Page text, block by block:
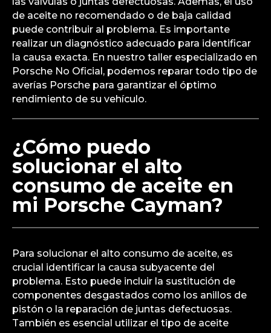
de aceite no recomendado o de baja calidad
puede contribuir al problema. Es importante
realizar un diagnóstico adecuado para identificar
la causa exacta. En nuestro taller especializado en
Porsche No Oficial, podemos reparar todo tipo de
averías Porsche para garantizar el óptimo
rendimiento de su vehículo.
¿Cómo puedo
solucionar el alto
consumo de aceite en
mi Porsche Cayman?
Para solucionar el alto consumo de aceite, es
crucial identificar la causa subyacente del
problema. Esto puede incluir la sustitución de
componentes desgastados como los anillos de
pistón o la reparación de juntas defectuosas.
También es esencial utilizar el tipo de aceite